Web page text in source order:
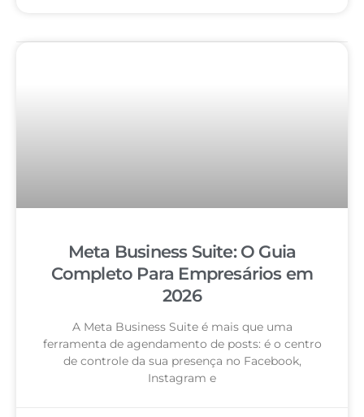
Meta Business Suite: O Guia
Completo Para Empresários em
2026
A Meta Business Suite é mais que uma
ferramenta de agendamento de posts: é o centro
de controle da sua presença no Facebook,
Instagram e